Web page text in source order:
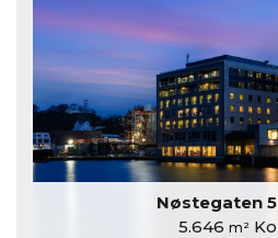
Nøstegaten
5.646 m²